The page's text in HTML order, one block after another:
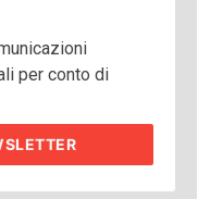
per conto di